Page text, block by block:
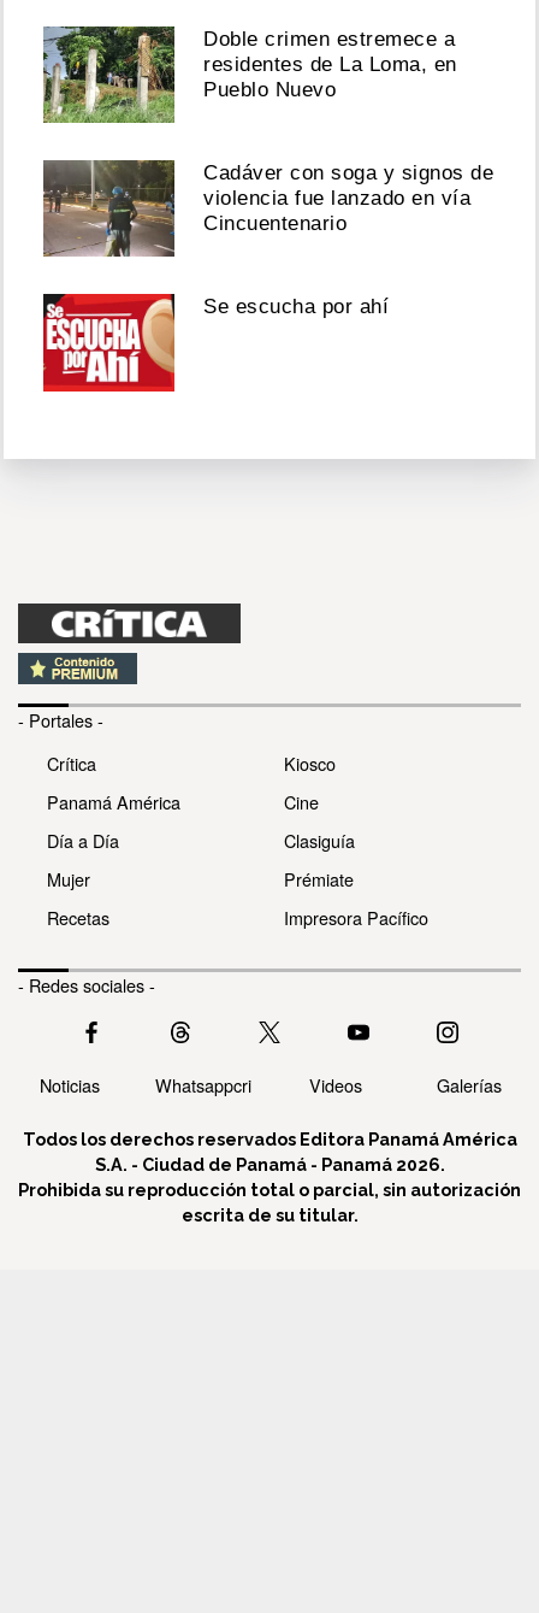
Doble crimen estremece a
residentes de La Loma, en
Pueblo Nuevo
Cadáver con soga y signos de
violencia fue lanzado en vía
Cincuentenario
Se escucha por ahí
- Portales -
Crítica
Panamá América
Día a Día
Mujer
Recetas
Kiosco
Cine
Clasiguía
Prémiate
Impresora Pacífico
- Redes sociales -
Noticias Whatsappcri Videos Galerías
Todos los derechos reservados Editora Panamá América
S.A. - Ciudad de Panamá - Panamá 2026.
Prohibida su reproducción total o parcial, sin autorización
escrita de su titular.